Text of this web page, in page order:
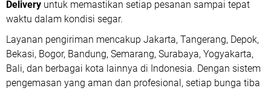
Delivery untuk memastikan setiap pesanan sampai tepat
waktu dalam kondisi segar.
Layanan pengiriman mencakup Jakarta, Tangerang, Depok,
Bekasi, Bogor, Bandung, Semarang, Surabaya, Yogyakarta,
Bali, dan berbagai kota lainnya di Indonesia. Dengan sistem
pengemasan yang aman dan profesional, setiap bunga tiba